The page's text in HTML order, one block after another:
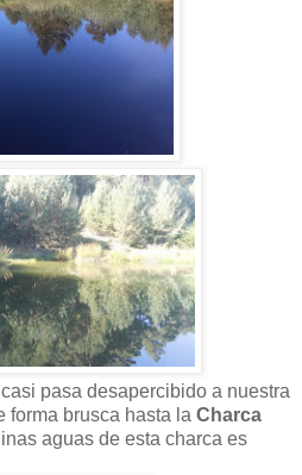
pasa desapercibido a nuestra
forma brusca hasta la Charca
aguas de esta charca es